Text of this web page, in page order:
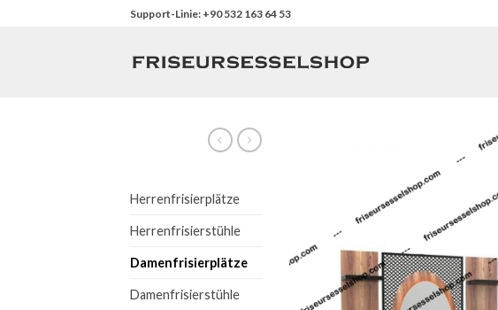
Support-Linie: +90 532 163 64 53
Herrenfrisierplätze
Herrenfrisierstühle
Damenfrisierplätze
Damenfrisierstühle